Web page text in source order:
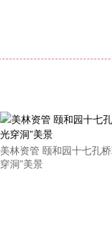
美林资管 颐和园十七孔
穿洞”美景